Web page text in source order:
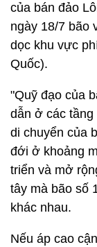
của bán đảo
ngày 18/7 bão
dọc khu vực
Quốc).
"Quỹ đạo của
dẫn ở các
di chuyển của
đới ở khoảng
triển và mở
tây mà bão số
khác nhau.
Nếu áp cao